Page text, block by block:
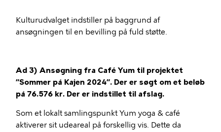
Kulturudvalget indstiller på baggrund af
ansøgningen til en bevilling på fuld støtte.
Ad 3) Ansøgning fra Café Yum til projektet
”Sommer på Kajen 2024”. Der er søgt om et beløb
på 76.576 kr. Der er indstillet til afslag.
Som et lokalt samlingspunkt Yum yoga & café
aktiverer sit udeareal på forskellig vis. Dette da